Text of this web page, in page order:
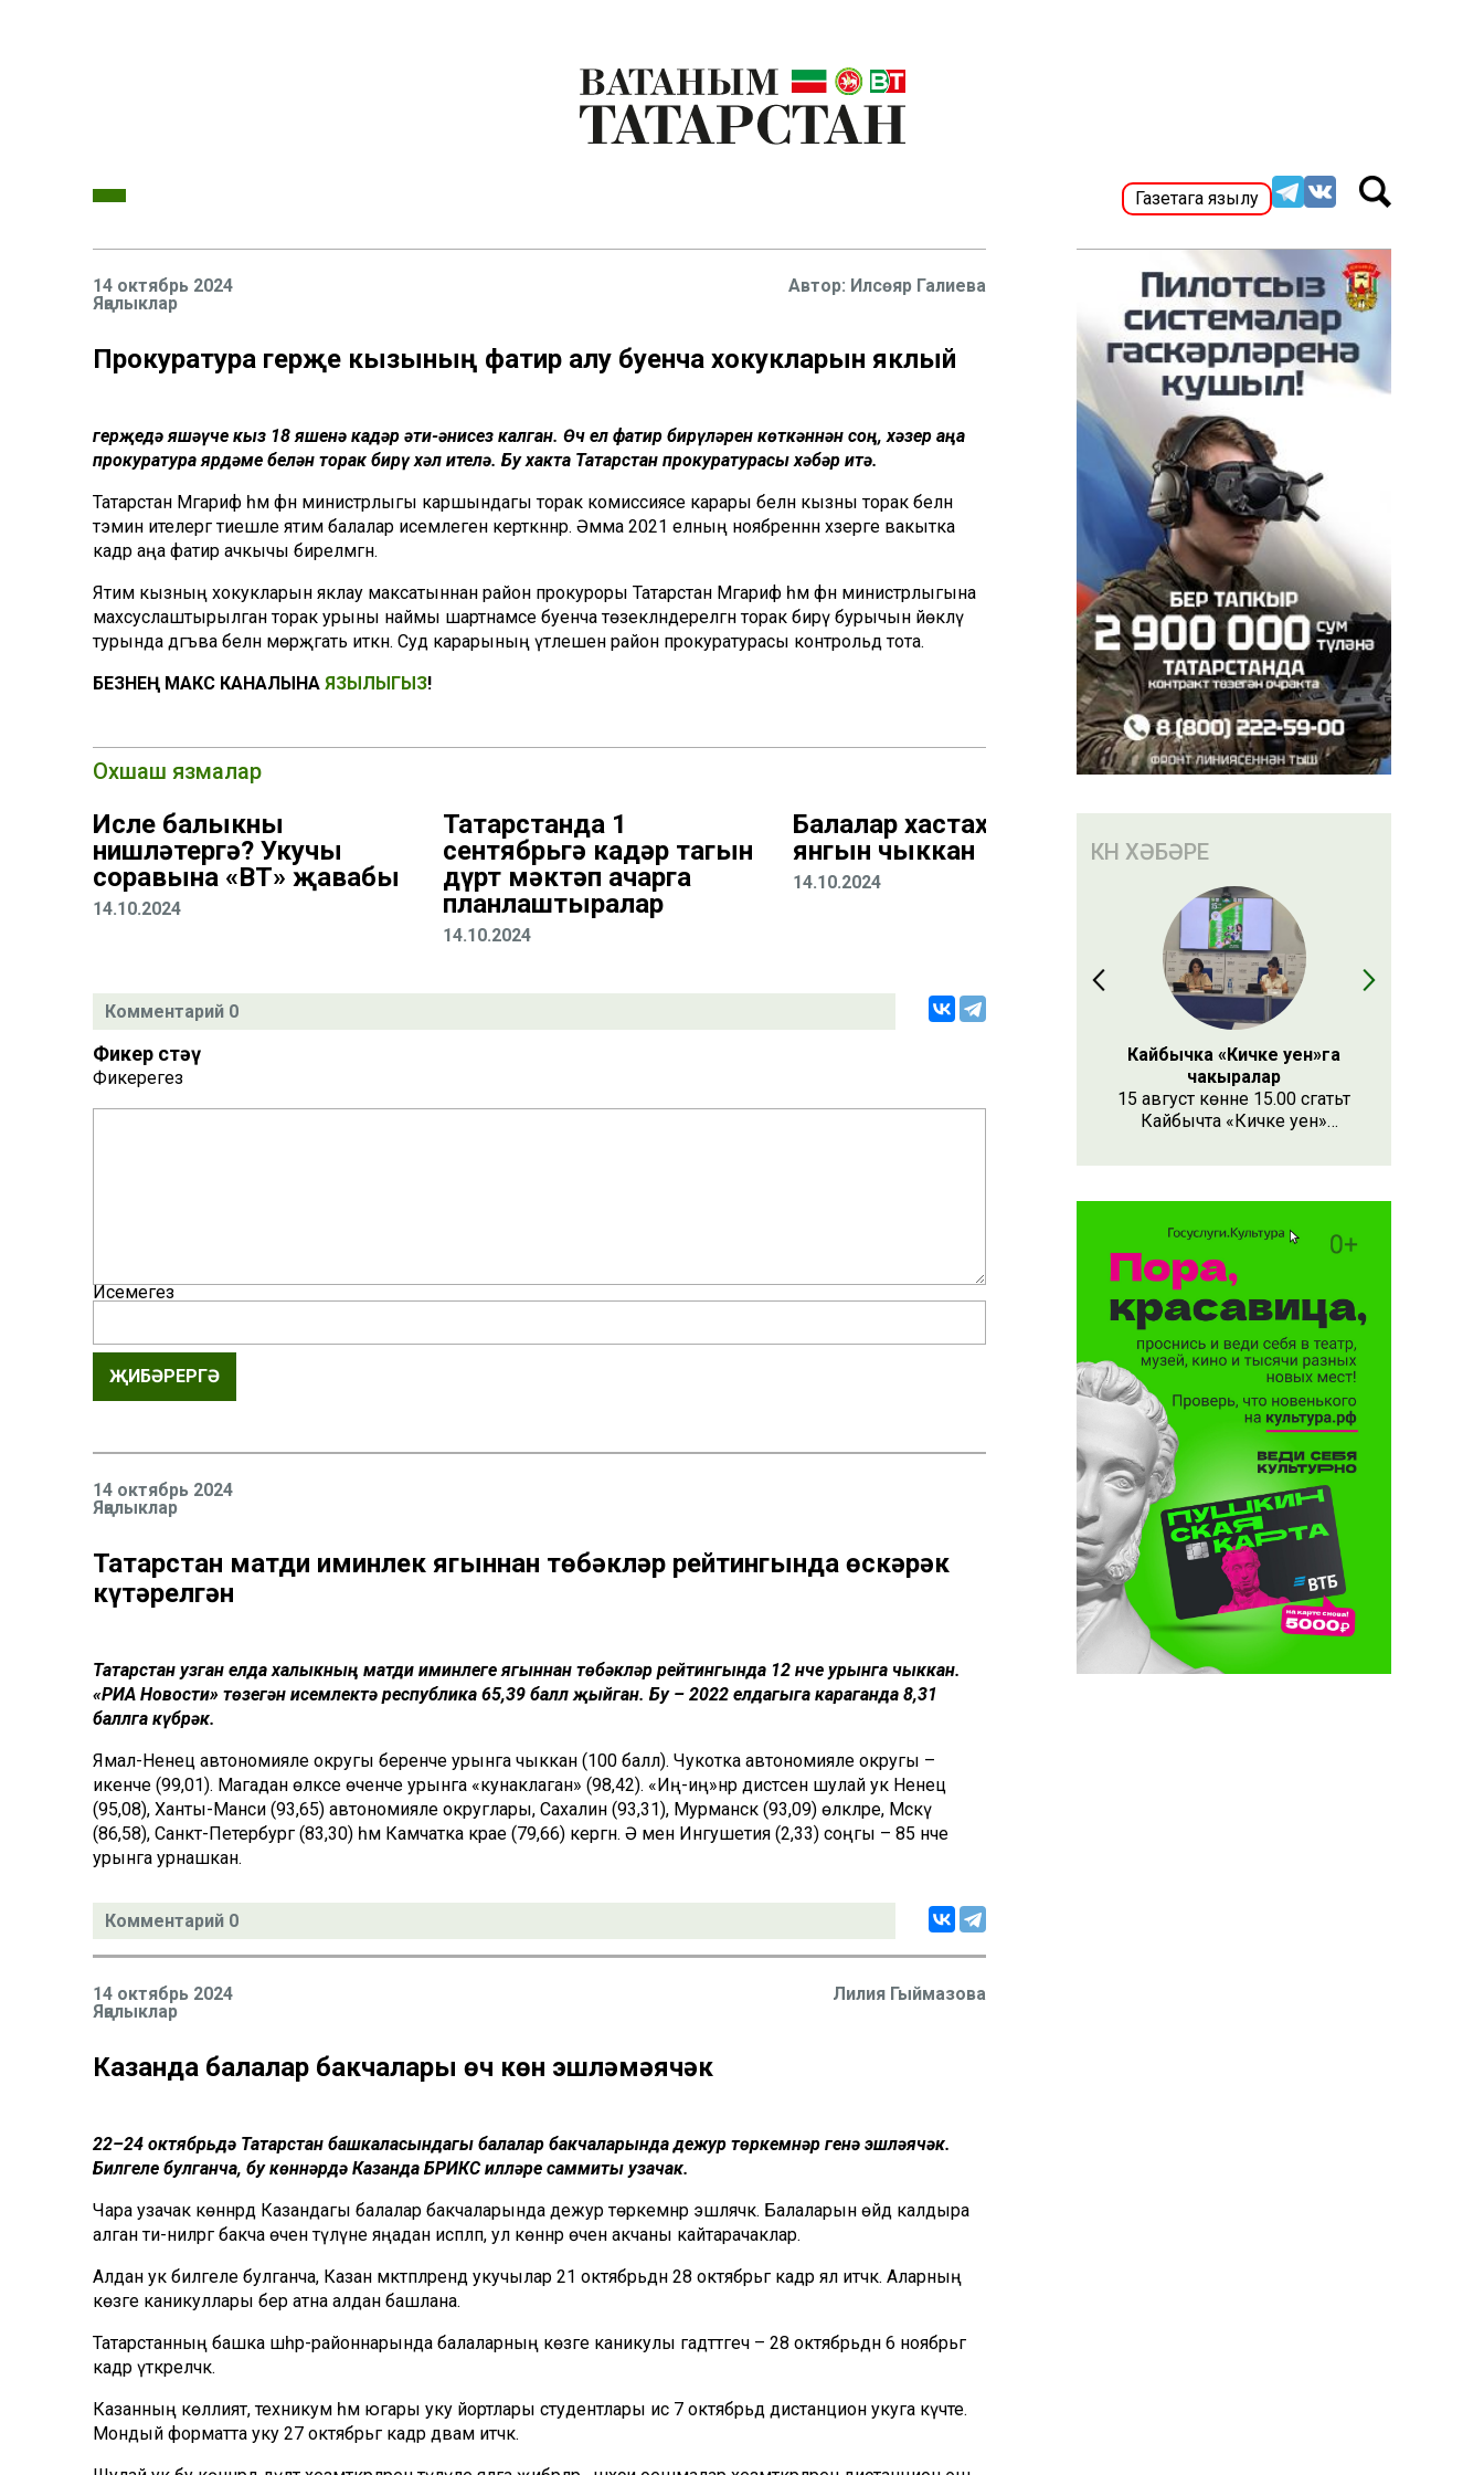
Газетага язылу
14 октябрь 2024
Яңалыклар
Илсөяр Галиева
Прокуратура Әгерҗе кызының фатир алу буенча хокукларын яклый
Әгерҗедә яшәүче кыз 18 яшенә кадәр әти-әнисез калган. Өч ел фатир бирүләрен көткәннән соң, хәзер аңа
прокуратура ярдәме белән торак бирү хәл ителә. Бу хакта Татарстан прокуратурасы хәбәр итә.
Татарстан Мәгариф һәм фән министрлыгы каршындагы торак комиссиясе карары белән кызны торак белән
тәэмин ителергә тиешле ятим балалар исемлегенә керткәннәр. Әмма 2021 елның ноябреннән хәзерге вакытка
кадәр аңа фатир ачкычы бирелмәгән.
Ятим кызның хокукларын яклау максатыннан район прокуроры Татарстан Мәгариф һәм фән министрлыгына
махсуслаштырылган торак урыны наймы шартнамәсе буенча төзекләндерелгән торак бирү бурычын йөкләү
турында дәгъва белән мөрәҗәгать иткән. Суд карарының үтәлешен район прокуратурасы контрольдә тота.
БЕЗНЕҢ МАКС КАНАЛЫНА ЯЗЫЛЫГЫЗ!
Охшаш язмалар
Исле балыкны
нишләтергә? Укучы
соравына «ВТ» җавабы
14.10.2024
Татарстанда 1
сентябрьгә кадәр тагын
дүрт мәктәп ачарга
планлаштыралар
14.10.2024
Балалар хастаханәсендә
янгын чыккан
14.10.2024
Комментарий 0
Фикер өстәү
Фикерегез
Исемегез
ҖИБӘРЕРГӘ
14 октябрь 2024
Яңалыклар
Татарстан матди иминлек ягыннан төбәкләр рейтингында өскәрәк
күтәрелгән
Татарстан узган елда халыкның матди иминлеге ягыннан төбәкләр рейтингында 12 нче урынга чыккан.
«РИА Новости» төзегән исемлектә республика 65,39 балл җыйган. Бу – 2022 елдагыга караганда 8,31
баллга күбрәк.
Ямал-Ненец автономияле округы беренче урынга чыккан (100 балл). Чукотка автономияле округы –
икенче (99,01). Магадан өлкәсе өченче урынга «кунаклаган» (98,42). «Иң-иң»нәр дистәсенә шулай ук Ненец
(95,08), Ханты-Манси (93,65) автономияле округлары, Сахалин (93,31), Мурманск (93,09) өлкәләре, Мәскәү
(86,58), Санкт-Петербург (83,30) һәм Камчатка крае (79,66) кергән. Ә менә Ингушетия (2,33) соңгы – 85 нче
урынга урнашкан.
Комментарий 0
14 октябрь 2024
Яңалыклар
Лилия Гыймазова
Казанда балалар бакчалары өч көн эшләмәячәк
22–24 октябрьдә Татарстан башкаласындагы балалар бакчаларында дежур төркемнәр генә эшләячәк.
Билгеле булганча, бу көннәрдә Казанда БРИКС илләре саммиты узачак.
Чара узачак көннәрдә Казандагы балалар бакчаларында дежур төркемнәр эшләячәк. Балаларын өйдә калдыра
алган әти-әниләргә бакча өчен түләүне яңадан исәпләп, ул көннәр өчен акчаны кайтарачаклар.
Алдан ук билгеле булганча, Казан мәктәпләрендә укучылар 21 октябрьдән 28 октябрьгә кадәр ял итәчәк. Аларның
көзге каникуллары бер атна алдан башлана.
Татарстанның башка шәһәр-районнарында балаларның көзге каникулы гадәттәгечә – 28 октябрьдән 6 ноябрьгә
кадәр үткәреләчәк.
Казанның көллият, техникум һәм югары уку йортлары студентлары исә 7 октябрьдә дистанцион укуга күчте.
Мондый форматта уку 27 октябрьгә кадәр дәвам итәчәк.
КӨН ХӘБӘРЕ
Кайбычка «Кичке уен»га
чакыралар
15 август көнне 15.00 сәгатьтә
Кайбычта «Кичке уен»
узачак. Анда республиканың
күрше Чувашия, Мари Эл
республикаларыннан иҗат
коллективлары катнаша.